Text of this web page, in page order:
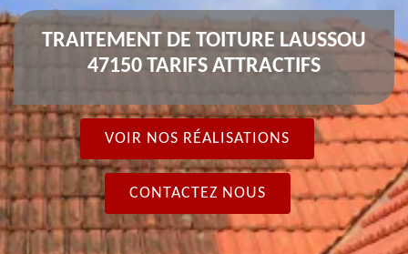
TRAITEMENT DE TOITURE LAUSSOU
47150 TARIFS ATTRACTIFS
VOIR NOS RÉALISATIONS
CONTACTEZ NOUS